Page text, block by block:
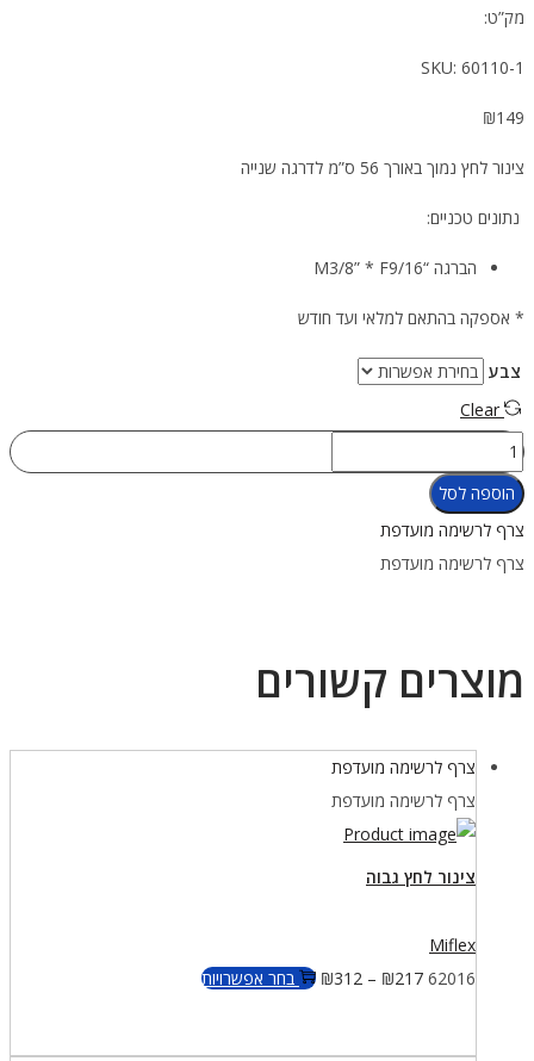
מק”ט:
SKU: 60110-1
₪149
צינור לחץ נמוך באורך 56 ס”מ לדרגה שנייה
נתונים טכניים:
הברגה “M3/8” * F9/16
* אספקה בהתאם למלאי ועד חודש
צבע
Clear
כמות
של
צינור
לחץ
נמוך
הוספה לסל
צרף לרשימה מועדפת
צרף לרשימה מועדפת
מוצרים קשורים
צרף לרשימה מועדפת
צרף לרשימה מועדפת
צינור לחץ גבוה
Miflex
62016
₪217
–
₪312 בחר אפשרויותלמוצר